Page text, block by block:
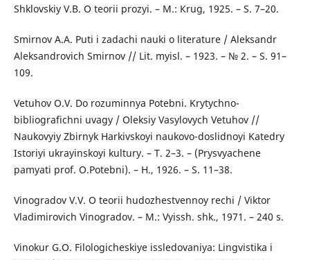
Shklovskiy V.B. О teorii prozyi. – М.: Кrug, 1925. – S. 7–20.
Smirnov А.А. Puti i zadachi nauki о literature / Аleksandr
Аleksandrovich Smirnov // Lit. myisl. – 1923. – № 2. – S. 91–
109.
Vetuhov О.V. Do rozuminnya Potebni. Krytychno-
bibliografichni uvagy / Оleksiy Vasylovych Vetuhov //
Naukovyiy Zbirnyk Harkivskoyi naukovo-doslidnoyi Katedry
Іstoriyi ukrayinskoyi kultury. – T. 2–3. – (Prysvyachene
pamyati prof. О.Potebni). – H., 1926. – S. 11–38.
Vinogradov V.V. О teorii hudozhestvennoy rechi / Viktor
Vladimirovich Vinogradov. – M.: Vyissh. shk., 1971. – 240 s.
Vinokur G.O. Filologicheskiye issledovaniya: Lingvistika i